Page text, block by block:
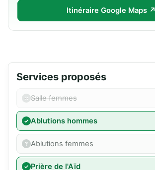
Itinéraire Google Maps ↗
Services proposés
Salle femmes
Ablutions hommes
Ablutions femmes
Prière de l'Aïd